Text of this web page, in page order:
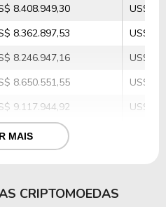
8.408.949,30
US$
8.362.897,53
US$
8.246.947,16
US$
8.650.551,55
US$
9.117.944,92
US$
8.774.880,27
MAIS
CRIPTOMOEDAS